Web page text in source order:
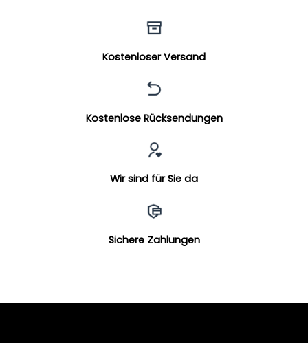
Kostenloser Versand
Kostenlose Rücksendungen
Wir sind für Sie da
Sichere Zahlungen